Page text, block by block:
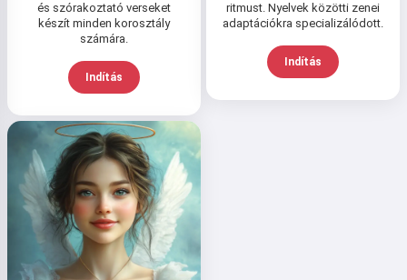
és szórakoztató verseket
készít minden korosztály
számára.
Indítás
ritmust. Nyelvek közötti zenei
adaptációkra specializálódott.
Indítás